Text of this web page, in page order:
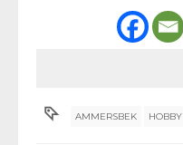
AMMERSBEK HOBBY